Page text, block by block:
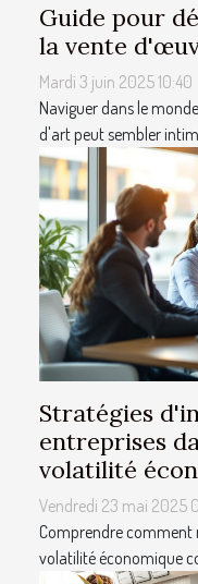
Guide pour
la vente
Mardi 3 juin 2025 10:40
Naviguer dans le
d'art peut sembler
Stratégies
entreprises
volatilité
Vendredi 23 mai 2025
Comprendre comment
volatilité économique